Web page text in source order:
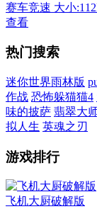
赛车竞速 大小
查看
热门搜索
迷你世界雨林版
作战 恐怖躲猫猫4
味的披萨 翡翠大
拟人生 英魂之刃
游戏排行
飞机大厨破解版